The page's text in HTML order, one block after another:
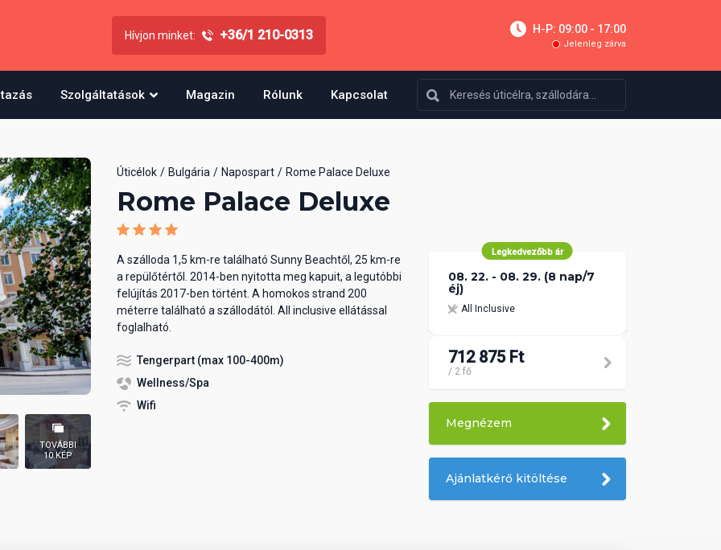
Hívjon minket: +36/1 210-0313 H-P: 09:00 - 17:00
Jelenleg zárva
Szolgáltatások Magazin Rólunk Kapcsolat
TOVÁBBI
10 KÉP
Úticélok Bulgária Napospart Rome Palace Deluxe
Rome Palace Deluxe
A szálloda 1,5 km-re található Sunny Beachtől, 25 km-re
a repülőtértől. 2014-ben nyitotta meg kapuit, a legutóbbi
felújítás 2017-ben történt. A homokos strand 200
méterre található a szállodától. All inclusive ellátással
foglalható.
Tengerpart (max 100-400m)
Wellness/Spa
Wifi
Legkedvezőbb ár
08. 22. - 08. 29. (8 nap/7
éj)
All Inclusive
712 875 Ft
/ 2 fő
Megnézem
Ajánlatkérő kitöltése